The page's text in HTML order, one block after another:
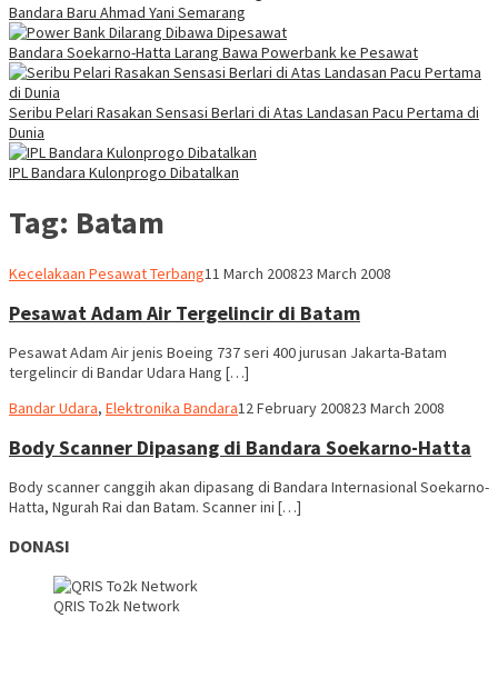
Bandara Baru Ahmad Yani Semarang
Bandara Soekarno-Hatta Larang Bawa Powerbank ke Pesawat
Seribu Pelari Rasakan Sensasi Berlari di Atas Landasan Pacu Pertama di
Dunia
IPL Bandara Kulonprogo Dibatalkan
Tag: Batam
Kecelakaan Pesawat TerbangWebmaster
11 March 200823 March 2008
Pesawat Adam Air Tergelincir di Batam
Pesawat Adam Air jenis Boeing 737 seri 400 jurusan Jakarta-Batam
tergelincir di Bandar Udara Hang […]
Bandar Udara, Elektronika BandaraWebmaster
12 February 200823 March 2008
Body Scanner Dipasang di Bandara Soekarno-Hatta
Body scanner canggih akan dipasang di Bandara Internasional Soekarno-
Hatta, Ngurah Rai dan Batam. Scanner ini […]
DONASI
QRIS To2k Network